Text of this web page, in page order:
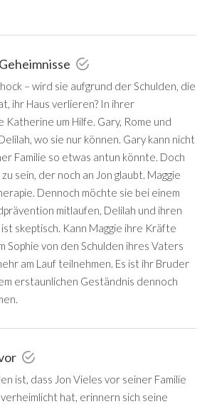
– wird sie aufgrund der Schulden, die
ihr Haus verlieren? In ihrer
um Hilfe. Gary, Rome und
wo sie nur können. Gary kann nicht
Familie so etwas antun könnte. Doch
sein, der noch an Jon glaubt. Maggie
Dennoch möchte sie bei einem
mitlaufen, Delilah und ihren
skeptisch. Kann Maggie ihre Kräfte
Sophie von den Schulden ihres Vaters
am Lauf teilnehmen. Es ist ihr Bruder
erstaunlichen Geständnis dennoch
ist, dass Jon Vieles vor seiner Familie
hat, erinnern sich seine